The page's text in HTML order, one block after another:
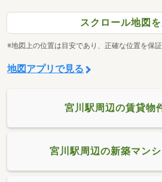
スクロール地図
※地図上の位置は目安であり、正確な位置を保
地図アプリで見る
宮川駅周辺の賃貸物
宮川駅周辺の新築マン